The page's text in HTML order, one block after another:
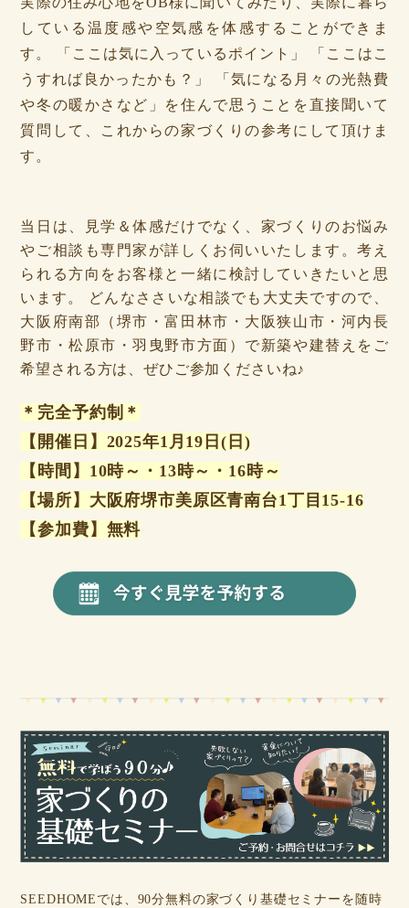
している温度感や空気感を体感することができま
す。 「ここは気に入っているポイント」 「ここはこ
うすれば良かったかも？」 「気になる月々の光熱費
や冬の暖かさなど」を住んで思うことを直接聞いて
質問して、これからの家づくりの参考にして頂けま
す。
当日は、見学＆体感だけでなく、家づくりのお悩み
やご相談も専門家が詳しくお伺いいたします。考え
られる方向をお客様と一緒に検討していきたいと思
います。 どんなささいな相談でも大丈夫ですので、
大阪府南部（堺市・富田林市・大阪狭山市・河内長
野市・松原市・羽曳野市方面）で新築や建替えをご
希望される方は、ぜひご参加くださいね♪
＊完全予約制＊
【開催日】2025年1月19日(日)
【時間】10時～・13時～・16時～
【場所】大阪府堺市美原区青南台1丁目15-16
【参加費】無料
SEEDHOMEでは、90分無料の家づくり基礎セミナーを随時